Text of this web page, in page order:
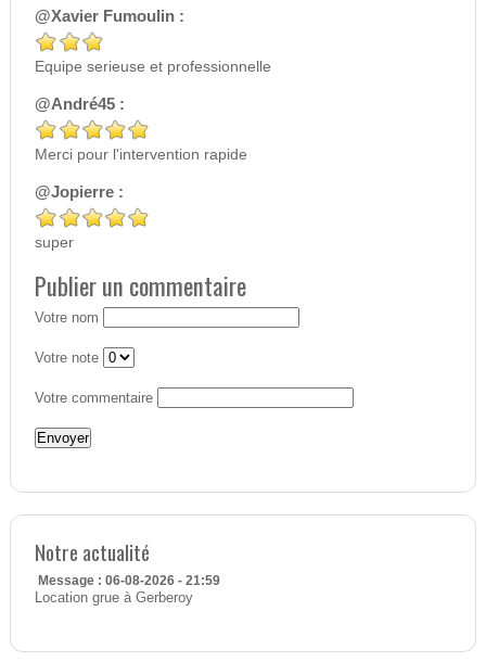
@Xavier Fumoulin :
Equipe serieuse et professionnelle
@André45 :
Merci pour l'intervention rapide
@Jopierre :
super
Publier un commentaire
Votre nom
Votre note
Votre commentaire
Notre actualité
Message : 06-08-2026 - 21:59
Location grue à Gerberoy